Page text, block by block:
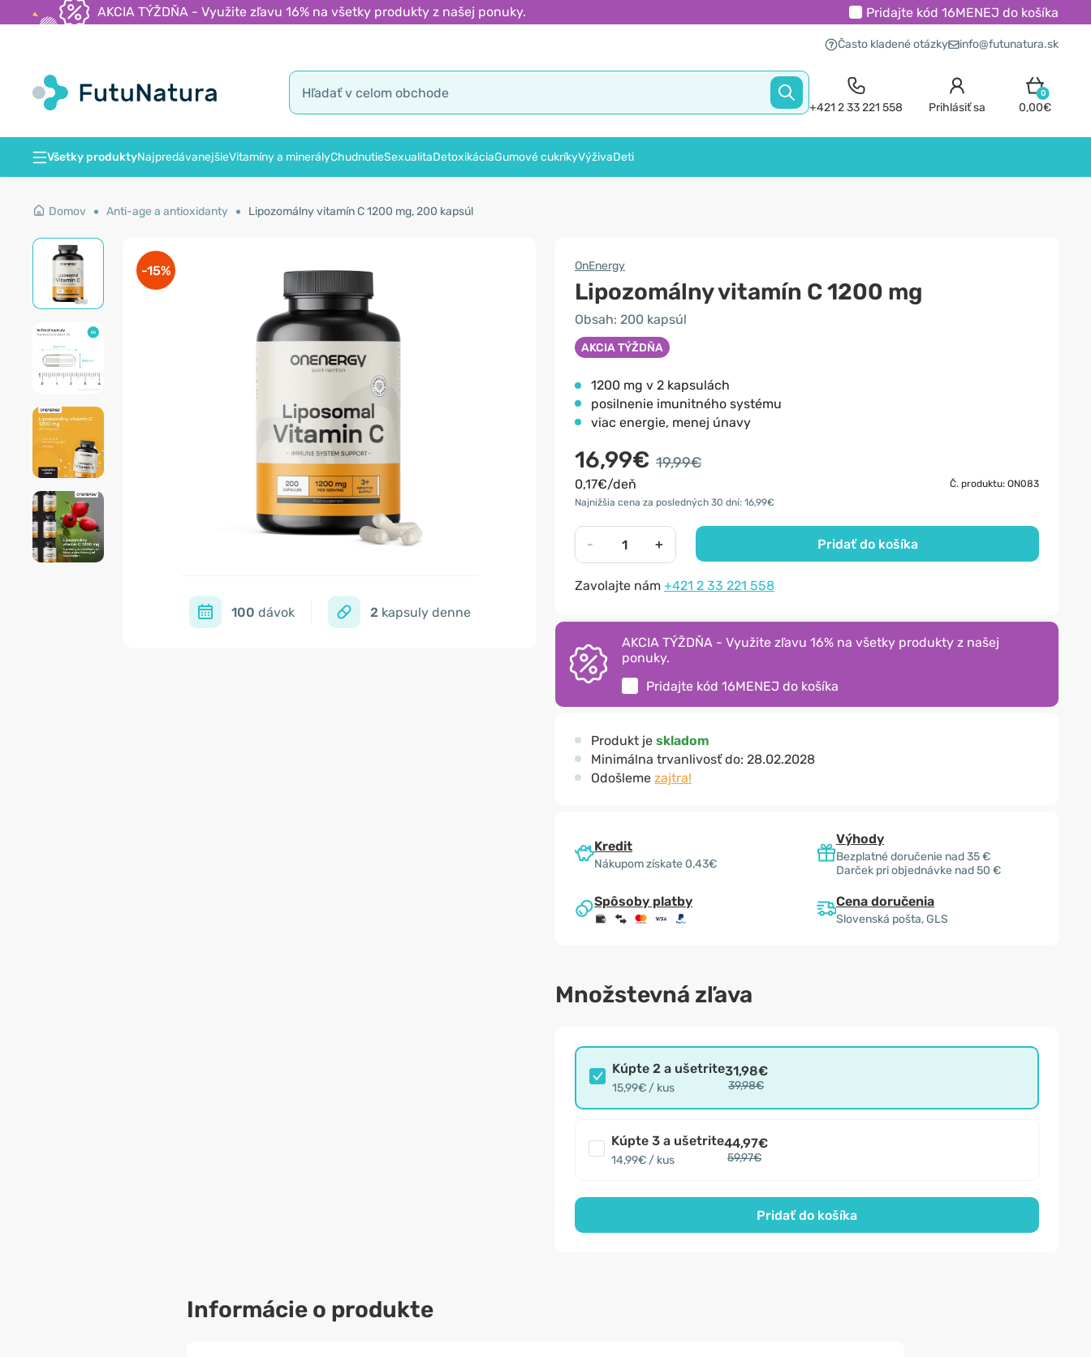
AKCIA TÝŽDŇA - Využite zľavu 16% na všetky produkty z našej ponuky. Pridajte kód 16MENEJ do košíka
Často kladené otázky info@futunatura.sk
+421 2 33 221 558 Prihlásiť sa
0
0,00€
Všetky produktyNajpredávanejšieVitamíny a minerályChudnutieSexualitaDetoxikáciaGumové cukríkyVýživaDeti
Domov Anti-age a antioxidanty Lipozomálny vitamín C 1200 mg, 200 kapsúl
-15%
100 dávok 2 kapsuly denne
OnEnergy
Lipozomálny vitamín C 1200 mg
Obsah: 200 kapsúl
AKCIA TÝŽDŇA
1200 mg v 2 kapsulách
posilnenie imunitného systému
viac energie, menej únavy
16,99€ 19,99€
0,17€/deň
Č. produktu: ON083
Najnižšia cena za posledných 30 dní: 16,99€
- + Pridať do košíka
Zavolajte nám +421 2 33 221 558
AKCIA TÝŽDŇA - Využite zľavu 16% na všetky produkty z našej
ponuky.
Pridajte kód 16MENEJ do košíka
Produkt je skladom
Minimálna trvanlivosť do: 28.02.2028
Odošleme zajtra!
Kredit
Nákupom získate 0,43€
Výhody
Bezplatné doručenie nad 35 €
Darček pri objednávke nad 50 €
Spôsoby platby Cena doručenia
Slovenská pošta, GLS
Množstevná zľava
Kúpte 2 a ušetrite
15,99€ / kus
31,98€
39,98€
Kúpte 3 a ušetrite
14,99€ / kus
44,97€
59,97€
Pridať do košíka
Informácie o produkte